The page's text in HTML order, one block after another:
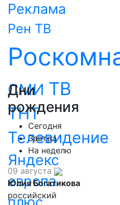
Реклама
Рен ТВ
СМИ ТВ
ТНТ
Телевидение
Яндекс
европа
Дни
рождения
Сегодня
Завтра
На неделю
09 августа
Юлия Богатикова
российский